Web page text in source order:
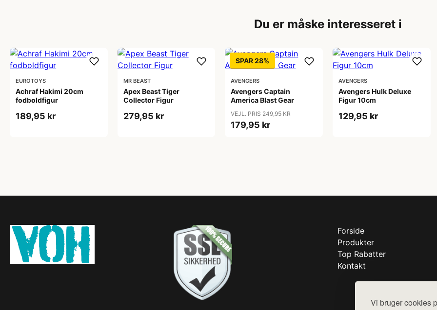
Vi bruger cookies
Du er måske interesseret i
EUROTOYS
Achraf Hakimi 20cm
fodboldfigur
189,95 kr
MR BEAST
Apex Beast Tiger
Collector Figur
279,95 kr
SPAR 28%
AVENGERS
Avengers Captain
America Blast Gear
VEJL. PRIS 249,95 KR
179,95 kr
AVENGERS
Avengers Hulk Deluxe
Figur 10cm
129,95 kr
Forside
Produkter
Top Rabatter
Kontakt